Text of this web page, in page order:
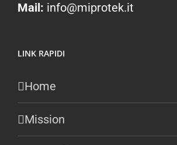
Mail: info@miprotek.it
LINK RAPIDI
Home
Mission